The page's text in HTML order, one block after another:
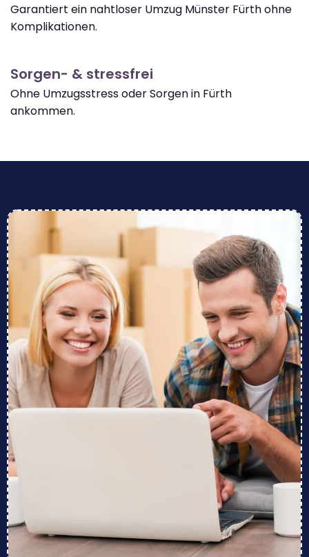
Garantiert ein nahtloser Umzug Münster Fürth ohne
Komplikationen.
Sorgen- & stressfrei
Ohne Umzugsstress oder Sorgen in Fürth
ankommen.